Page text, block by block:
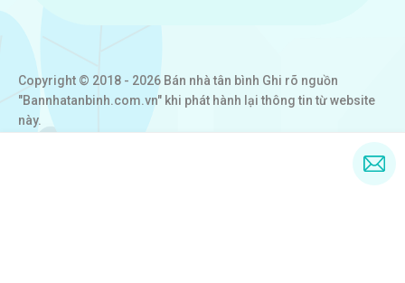
Copyright © 2018 - 2026 Bán nhà tân bình Ghi rõ nguồn
"Bannhatanbinh.com.vn" khi phát hành lại thông tin từ website
này.